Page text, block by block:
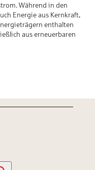
Während in den
Energie aus Kernkraft,
enthalten
aus erneuerbaren